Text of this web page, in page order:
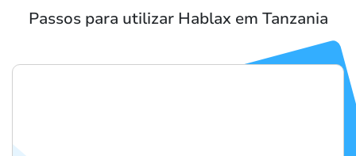
Passos para utilizar Hablax em Tanzania